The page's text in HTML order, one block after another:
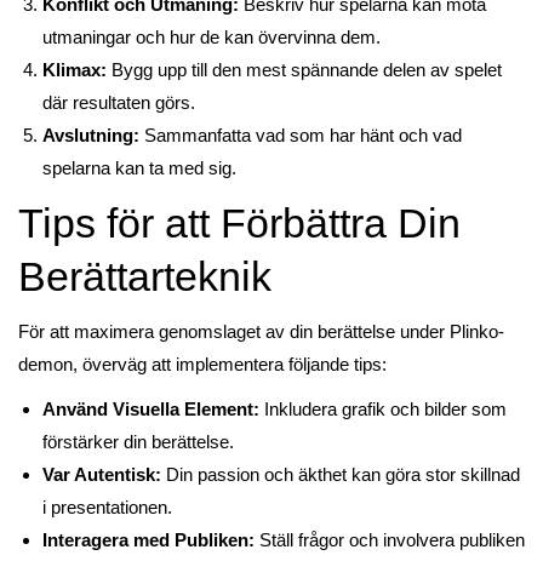
Konflikt och Utmaning: Beskriv hur spelarna kan möta
utmaningar och hur de kan övervinna dem.
Klimax: Bygg upp till den mest spännande delen av spelet
där resultaten görs.
Avslutning: Sammanfatta vad som har hänt och vad
spelarna kan ta med sig.
Tips för att Förbättra Din
Berättarteknik
För att maximera genomslaget av din berättelse under Plinko-
demon, överväg att implementera följande tips:
Använd Visuella Element: Inkludera grafik och bilder som
förstärker din berättelse.
Var Autentisk: Din passion och äkthet kan göra stor skillnad
i presentationen.
Interagera med Publiken: Ställ frågor och involvera publiken